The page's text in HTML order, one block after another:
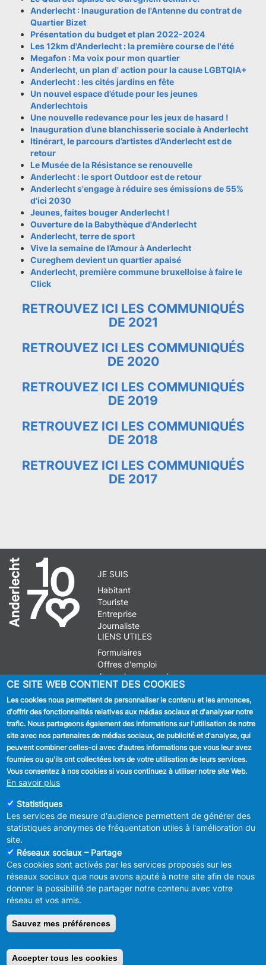
Anderlecht : Inauguration de l'Antenne du contrat de
Quartier Bizet
Présentation du budget et plan 2022-2024
Les 12km d'Anderlecht : la première course de l'été
Megafon : Ma voix pour mon quartier
Anderlecht, un plan d' action pour la cause LGBTQIA+
Anderlecht : les cités jardins en fête
Un nouvel espace d’étude pour les jeunes
Anderlechtois
Une nouvelle redevance pour les jeux de hasard !
Inauguration d’une blanchisserie sociale à Anderlecht
Itinérart, le parcours d’artistes d’Anderlecht est de
retour
Le Musée de la Résistance se renouvelle
Anderlecht : le sport Outdoor est de retour
Anderlecht s'engage à réduire ses émissions de 55%
d'ici 2030
Jeunes, faites bouger Anderlecht !
Ouverture de la Babythèque d'Anderlecht
Anderlecht, terre de sport
Vive la semaine de l’Amour à Anderlecht
Cureghem devient un quartier apaisé
Anderlecht, première commune bruxelloise à faire le
Click
RETROUVEZ ICI LES COMMUNIQUÉS
DE 2021
RETROUVEZ ICI LES COMMUNIQUÉS
DE 2020
RETROUVEZ ICI LES COMMUNIQUÉS
DE 2019
RETROUVEZ ICI LES COMMUNIQUÉS
DE 2018
RETROUVEZ ICI LES COMMUNIQUÉS
DE 2017
JE SUIS
Habitant
Touriste
Entreprise
Journaliste
LIENS UTILES
Formulaires
Offres d'emploi
Journal communal
Stationnement
SUIVEZ NOUS
Facebook
Linkedin
MENU
FOOTER
LEGAL
Déclaration de confidentialité
Déclaration d'accessibilité
modération des réseaux sociaux
du Conseil 1 B-1070-Bruxelles -
CE SITE WEB CONTIENT DES COOKIES
Les cookies nous permettent de personnaliser le contenu et les annonces,
d'offrir des fonctionnalités relatives aux médias sociaux et d'analyser notre
trafic. Nous partageons également des informations sur l'utilisation de notre
site avec nos partenaires de médias sociaux, de publicité et d'analyse, qui
peuvent combiner celles-ci avec d'autres informations que vous leur avez
fournies ou qu'ils ont collectées lors de votre utilisation de leurs services.
Vous consentez à nos cookies si vous continuez à utiliser notre site Web.
En savoir plus
Statistiques
Les services de mesure d'audience permettent de générer des
statistiques anonymes de fréquentation utiles à l'amélioration du
site.
Réseaux sociaux – Partage
Ces cookies sont activés par les services proposés sur les
réseaux sociaux que nous avons ajouté à notre site afin de nous
donner la possibilité de partager notre contenu avec votre
réseau et vos amis.
Sauvez mes préférences
Accepter tous les cookies